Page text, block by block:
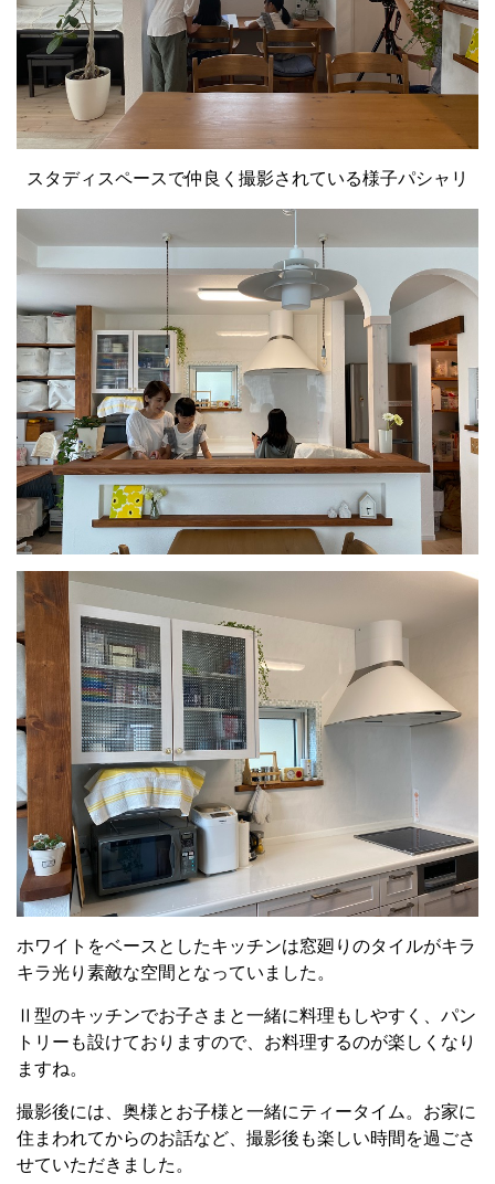
スタディスペースで仲良く撮影されている様子パシャリ
ホワイトをベースとしたキッチンは窓廻りのタイルがキラ
キラ光り素敵な空間となっていました。
Ⅱ型のキッチンでお子さまと一緒に料理もしやすく、パン
トリーも設けておりますので、お料理するのが楽しくなり
ますね。
撮影後には、奥様とお子様と一緒にティータイム。お家に
住まわれてからのお話など、撮影後も楽しい時間を過ごさ
せていただきました。